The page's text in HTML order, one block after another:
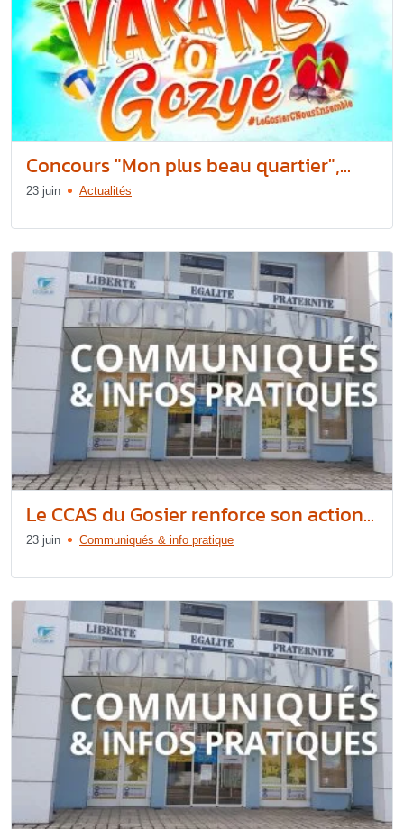
Concours "Mon plus beau quartier",...
23 juin Actualités
Le CCAS du Gosier renforce son action...
23 juin Communiqués & info pratique